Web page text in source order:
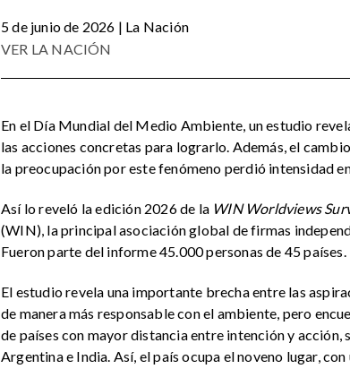
5 de junio de 2026 | La Nación
VER LA NACIÓN
En el Día Mundial del Medio Ambiente, un estudio
las acciones concretas para lograrlo. Además, el
la preocupación por este fenómeno perdió intensidad
Así lo reveló la edición 2026 de la WIN Worldviews
(WIN), la principal asociación global de firmas
Fueron parte del informe 45.000 personas de 45 países.
El estudio revela una importante brecha entre las
de manera más responsable con el ambiente, pero
de países con mayor distancia entre intención y
Argentina e India. Así, el país ocupa el noveno lugar, con